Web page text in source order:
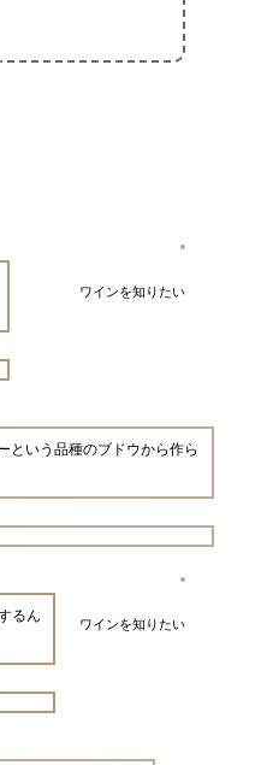
ワインを知りたい
という品種のブドウから作ら
ワインを知りたい
るん